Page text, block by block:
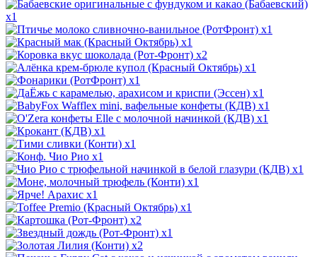
x1
x1
x1
x2
x1
x1
x1
x1
x1
x1
x1
x1
x1
x1
x1
x1
x2
x1
x2